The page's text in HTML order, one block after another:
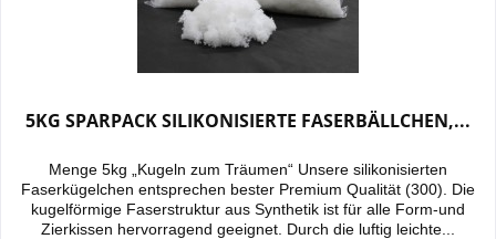
5KG SPARPACK SILIKONISIERTE FASERBÄLLCHEN,...
Menge 5kg „Kugeln zum Träumen“ Unsere silikonisierten
Faserkügelchen entsprechen bester Premium Qualität (300). Die
kugelförmige Faserstruktur aus Synthetik ist für alle Form-und
Zierkissen hervorragend geeignet. Durch die luftig leichte...